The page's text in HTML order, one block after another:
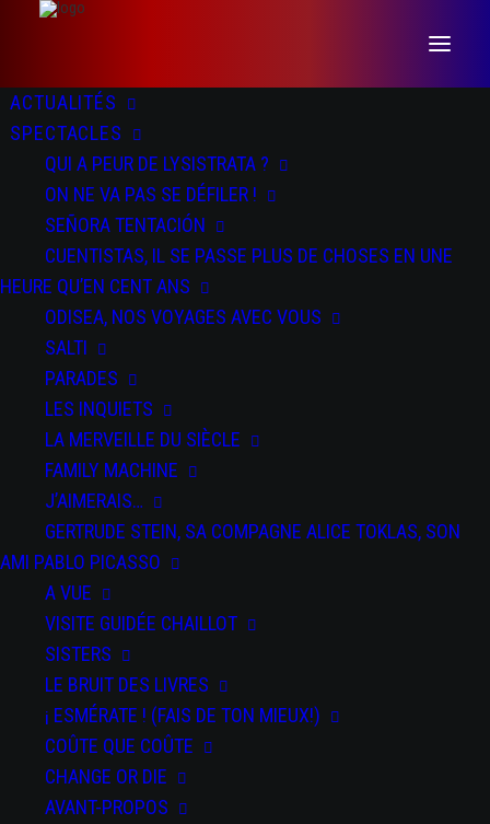
ACTUALITÉS
SPECTACLES
QUI A PEUR DE LYSISTRATA ?
ON NE VA PAS SE DÉFILER !
SEÑORA TENTACIÓN
CUENTISTAS, IL SE PASSE PLUS DE CHOSES EN UNE
HEURE QU’EN CENT ANS
ODISEA, NOS VOYAGES AVEC VOUS
SALTI
PARADES
LES INQUIETS
LA MERVEILLE DU SIÈCLE
FAMILY MACHINE
J’AIMERAIS…
GERTRUDE STEIN, SA COMPAGNE ALICE TOKLAS, SON
AMI PABLO PICASSO
A VUE
VISITE GUIDÉE CHAILLOT
SISTERS
LE BRUIT DES LIVRES
¡ ESMÉRATE ! (FAIS DE TON MIEUX!)
COÛTE QUE COÛTE
CHANGE OR DIE
AVANT-PROPOS
Chantiers Nomades /
Reportés Saison Suivante
DATE
du 06 au 18
Avr 2020